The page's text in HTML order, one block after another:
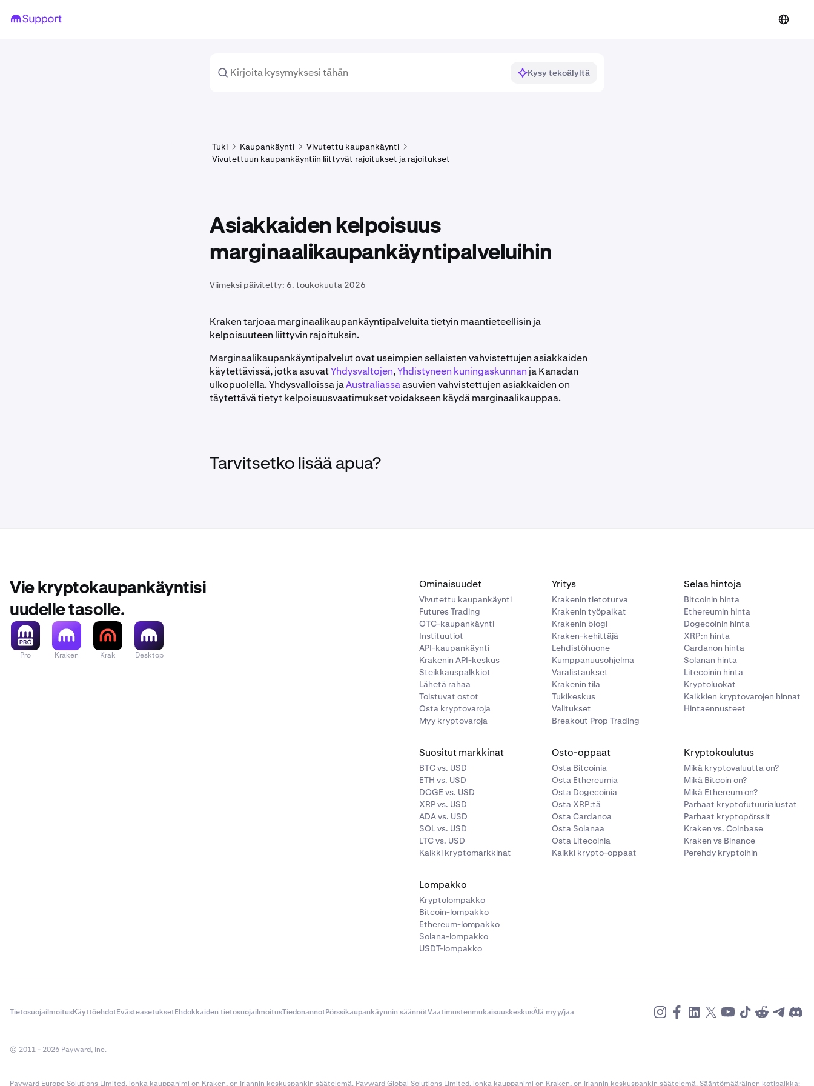
Kysy tekoälyltä
Tuki Kaupankäynti
Vivutettu kaupankäynti
Vivutettuun kaupankäyntiin liittyvät rajoitukset ja rajoitukset
Asiakkaiden kelpoisuus
marginaalikaupankäyntipalveluihin
Viimeksi päivitetty: 6. toukokuuta 2026
Kraken tarjoaa marginaalikaupankäyntipalveluita tietyin maantieteellisin ja
kelpoisuuteen liittyvin rajoituksin.
Marginaalikaupankäyntipalvelut ovat useimpien sellaisten vahvistettujen asiakkaiden
käytettävissä, jotka asuvatYhdysvaltojen,Yhdistyneen kuningaskunnan ja Kanadan
ulkopuolella. Yhdysvalloissa jaAustraliassaasuvien vahvistettujen asiakkaiden on
täytettävä tietyt kelpoisuusvaatimukset voidakseen käydä marginaalikauppaa.
Tarvitsetko lisää apua?
Vie kryptokaupankäyntisi
uudelle tasolle.
Pro Kraken Krak Desktop
Ominaisuudet
Vivutettu kaupankäynti
Futures Trading
OTC-kaupankäynti
Instituutiot
API-kaupankäynti
Krakenin API-keskus
Steikkauspalkkiot
Lähetä rahaa
Toistuvat ostot
Osta kryptovaroja
Myy kryptovaroja
Yritys
Krakenin tietoturva
Krakenin työpaikat
Krakenin blogi
Kraken-kehittäjä
Lehdistöhuone
Kumppanuusohjelma
Varalistaukset
Krakenin tila
Tukikeskus
Valitukset
Breakout Prop Trading
Selaa hintoja
Bitcoinin hinta
Ethereumin hinta
Dogecoinin hinta
XRP:n hinta
Cardanon hinta
Solanan hinta
Litecoinin hinta
Kryptoluokat
Kaikkien kryptovarojen hinnat
Hintaennusteet
Suositut markkinat
BTC vs. USD
ETH vs. USD
DOGE vs. USD
XRP vs. USD
ADA vs. USD
SOL vs. USD
LTC vs. USD
Kaikki kryptomarkkinat
Osto-oppaat
Osta Bitcoinia
Osta Ethereumia
Osta Dogecoinia
Osta XRP:tä
Osta Cardanoa
Osta Solanaa
Osta Litecoinia
Kaikki krypto-oppaat
Kryptokoulutus
Mikä kryptovaluutta on?
Mikä Bitcoin on?
Mikä Ethereum on?
Parhaat kryptofutuurialustat
Parhaat kryptopörssit
Kraken vs. Coinbase
Kraken vs Binance
Perehdy kryptoihin
Lompakko
Kryptolompakko
Bitcoin-lompakko
Ethereum-lompakko
Solana-lompakko
USDT-lompakko
TietosuojailmoitusKäyttöehdotEvästeasetuksetEhdokkaiden tietosuojailmoitusTiedonannotPörssikaupankäynnin säännötVaatimustenmukaisuuskeskusÄlä myy/jaa
© 2011 - 2026 Payward, Inc.
Payward Europe Solutions Limited, jonka kauppanimi on Kraken, on Irlannin keskuspankin säätelemä. Payward Global Solutions Limited, jonka kauppanimi on Kraken, on Irlannin keskuspankin säätelemä. Sääntömääräinen kotipaikka: